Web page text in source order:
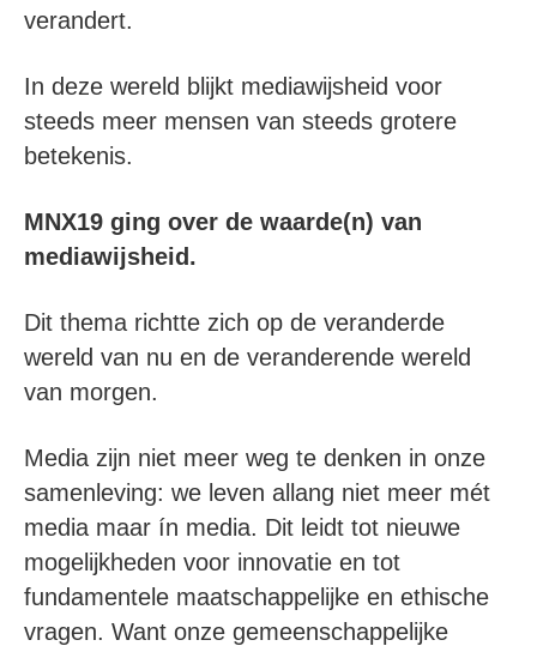
verandert.
In deze wereld blijkt mediawijsheid voor
steeds meer mensen van steeds grotere
betekenis.
MNX19 ging over de waarde(n) van
mediawijsheid.
Dit thema richtte zich op de veranderde
wereld van nu en de veranderende wereld
van morgen.
Media zijn niet meer weg te denken in onze
samenleving: we leven allang niet meer mét
media maar ín media. Dit leidt tot nieuwe
mogelijkheden voor innovatie en tot
fundamentele maatschappelijke en ethische
vragen. Want onze gemeenschappelijke